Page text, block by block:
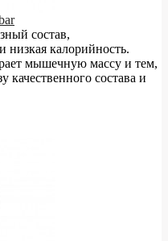
состав,
низкая калорийность.
мышечную массу и тем,
качественного состава и